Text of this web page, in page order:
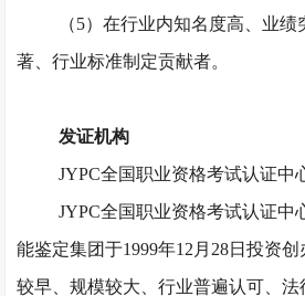
（5）在行业内知名度高、业绩
著、行业标准制定贡献者。
发证机构
JYPC全国职业资格考试认证中
JYPC全国职业资格考试认证中
能鉴定集团于1999年12月28日投资
较早、规模较大、行业普遍认可、